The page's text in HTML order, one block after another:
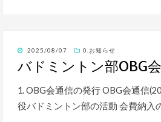
投
日:
2025/08/07 0.お知らせ
バドミントン部OBG
1. OBG会通信の発行 OBG会通信
役バドミントン部の活動 会費納入